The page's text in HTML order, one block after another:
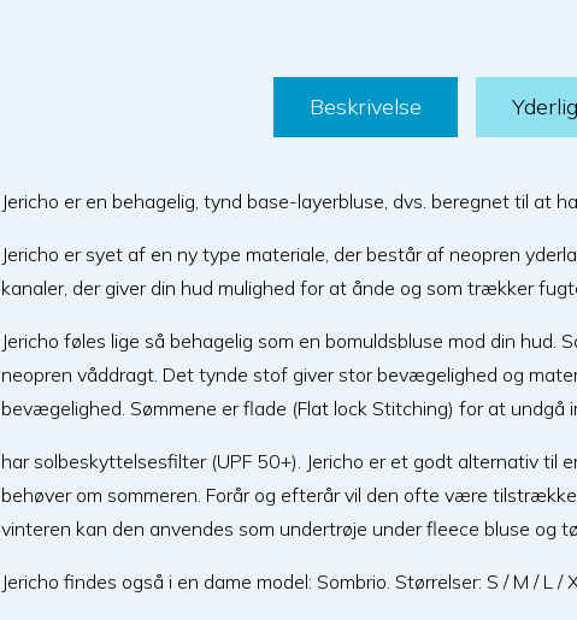
Beskrivelse
Jericho er en behagelig, tynd base-layerbluse, dvs. beregnet til at
Jericho er syet af en ny type materiale, der består af neopren
kanaler, der giver din hud mulighed for at ånde og som trækker
Jericho føles lige så behagelig som en bomuldsbluse mod din
neopren våddragt. Det tynde stof giver stor bevægelighed og
bevægelighed. Sømmene er flade (Flat lock Stitching) for at undgå
har solbeskyttelsesfilter (UPF 50+). Jericho er et godt alternativ til
behøver om sommeren. Forår og efterår vil den ofte være
vinteren kan den anvendes som undertrøje under fleece bluse og
Jericho findes også i en dame model: Sombrio. Størrelser: S / M / L /